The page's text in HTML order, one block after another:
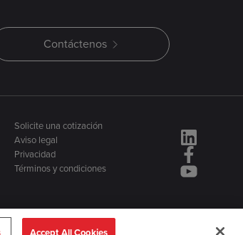
Contáctenos
Solicite una cotización
Aviso legal
Privacidad
Términos y condiciones